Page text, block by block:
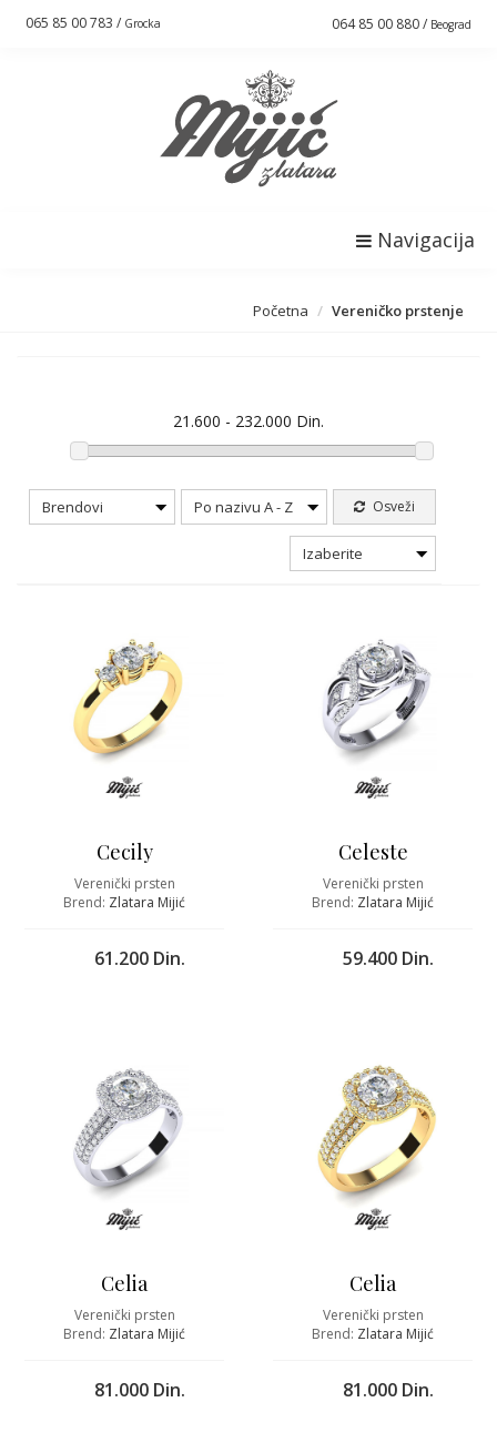
065 85 00 783 / Grocka 064 85 00 880 / Beograd
Navigacija
Početna Vereničko prstenje
21.600 - 232.000 Din.
Osveži
Po nazivu A - Z
Brendovi
Izaberite
Cecily
Verenički prsten
Brend: Zlatara Mijić
61.200 Din.
Celeste
Verenički prsten
Brend: Zlatara Mijić
59.400 Din.
Celia
Verenički prsten
Brend: Zlatara Mijić
81.000 Din.
Celia
Verenički prsten
Brend: Zlatara Mijić
81.000 Din.